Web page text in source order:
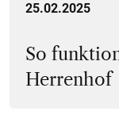
25.02.2025
So
Herrenhof